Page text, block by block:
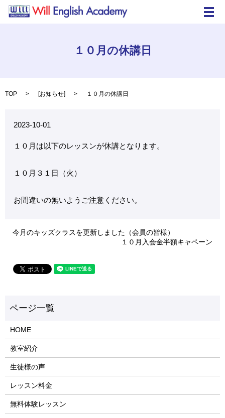
メ
１０月の休講日
TOP [お知らせ] １０月の休講日
2023-10-01
１０月は以下のレッスンが休講となります。
１０月３１日（火）
お間違いの無いようご注意ください。
今月のキッズクラスを更新しました（会員の皆様）
１０月入会金半額キャペーン
HOME
教室紹介
生徒様の声
レッスン料金
無料体験レッスン